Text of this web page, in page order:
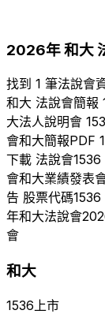
2026年和大
找到 1 筆法說會
和大 法說會簡報
大法人說明會
會和大簡報PDF
下載 法說會1536
會和大業績發表
告 股票代碼1536
年和大法說會
會
和大
1536 上市